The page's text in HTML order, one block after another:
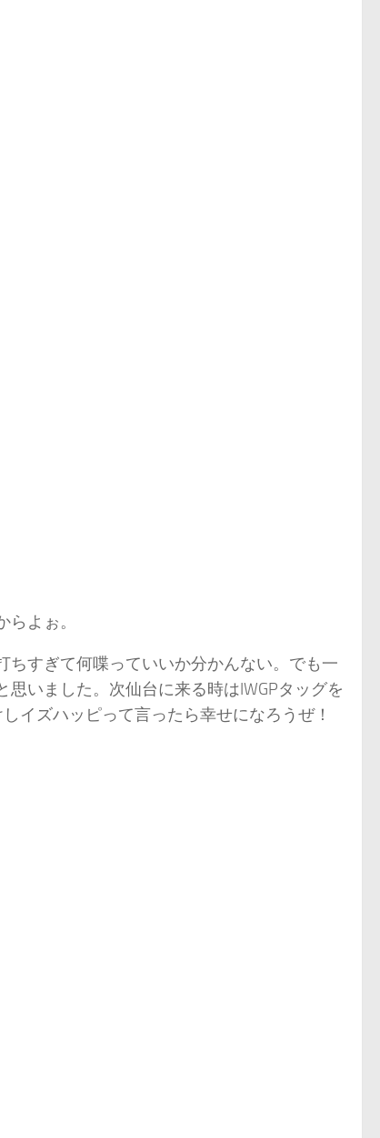
よぉ。
すぎて何喋っていいか分かんない。でも一
いました。次仙台に来る時はIWGPタッグを
イズハッピって言ったら幸せになろうぜ！